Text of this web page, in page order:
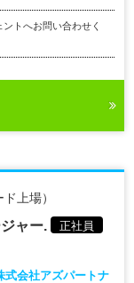
トへお問い合わせく
上場）
ャー. 正社員
式会社アズパートナ